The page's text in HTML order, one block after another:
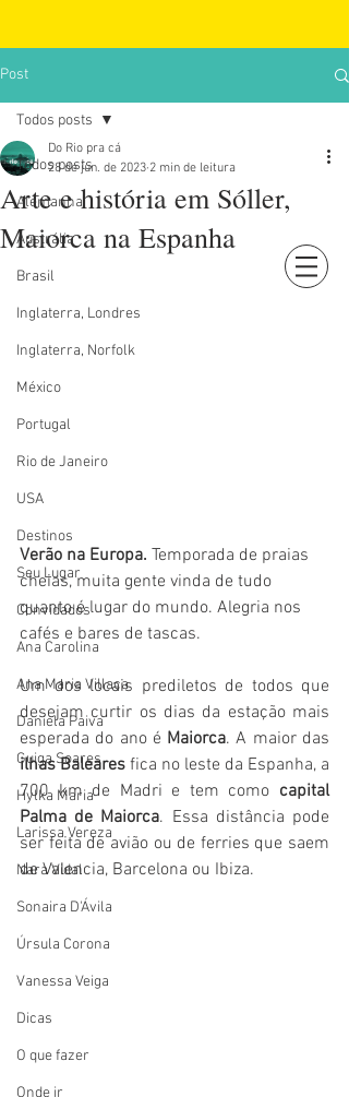
Post
Todos posts
Alemanha
Austrália
Brasil
Inglaterra, Londres
Inglaterra, Norfolk
México
Portugal
Rio de Janeiro
USA
Destinos
Seu Lugar
Convidados
Ana Carolina
Ana Maria Villaça
Daniela Paiva
Guiga Soares
Hylka Maria
Larissa Vereza
Nara Vidal
Sonaira D'Ávila
Úrsula Corona
Vanessa Veiga
Dicas
O que fazer
Onde ir
Todos posts
Arte e história em Sóller,
Maiorca na Espanha
Do Rio pra cá
28 de jun. de 2023 2 min de leitura
Verão na Europa. Temporada de praias
cheias, muita gente vinda de tudo
quanto é lugar do mundo. Alegria nos
cafés e bares de tascas.
Um dos locais prediletos de todos que
desejam curtir os dias da estação mais
esperada do ano é Maiorca
ilhas Baleares fica no leste da Espanha, a
700 km de Madri e tem como capital
Palma de Maiorca. Essa distância pode
ser feita de avião ou de ferries que saem
de Valencia, Barcelona ou Ibiza.